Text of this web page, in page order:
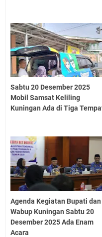
Sabtu 20 Desember 2025
Mobil Samsat Keliling
Kuningan Ada di Tiga
Agenda Kegiatan Bupati dan
Wabup Kuningan Sabtu 20
Desember 2025 Ada Enam
Acara